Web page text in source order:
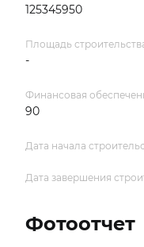
125345950
Площадь
-
Финансовая
90
Дата начала
Дата завершения
Фотоотчет